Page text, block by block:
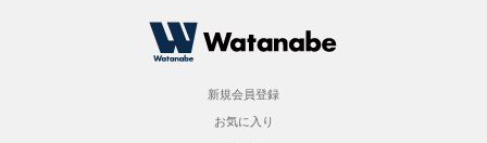
新規会員登録
お気に入り